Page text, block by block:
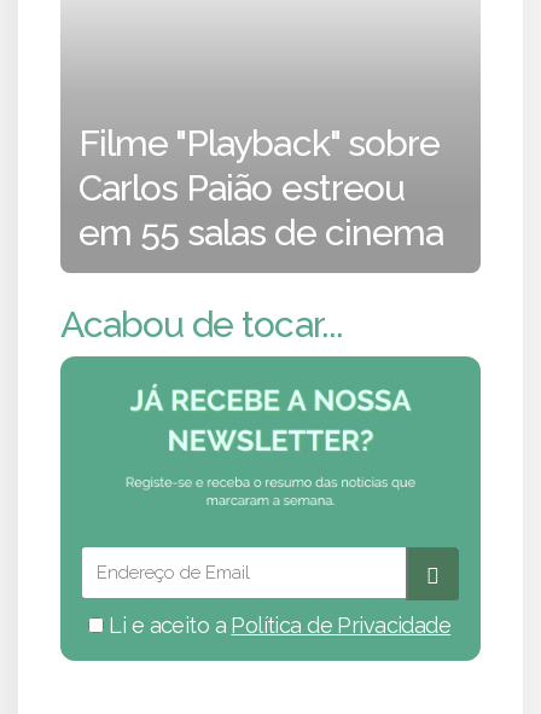
Filme "Playback" sobre
Carlos Paião estreou
em 55 salas de cinema
Acabou de tocar...
Li e aceito a Política de Privacidade